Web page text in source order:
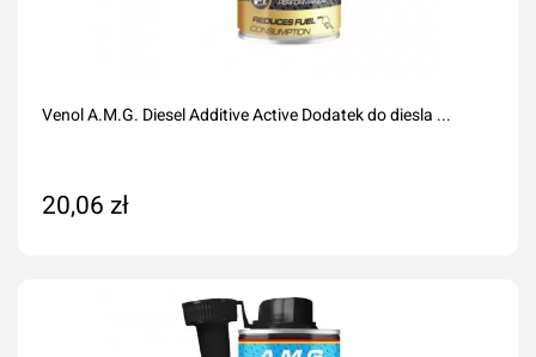
Venol A.M.G. Diesel Additive Active Dodatek do diesla ...
20,06 zł